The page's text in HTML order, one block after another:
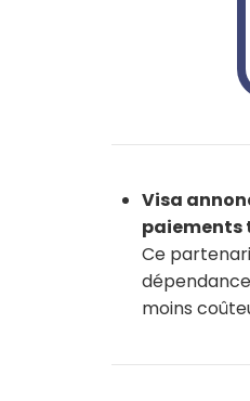
Visa
paiements
Ce
moins